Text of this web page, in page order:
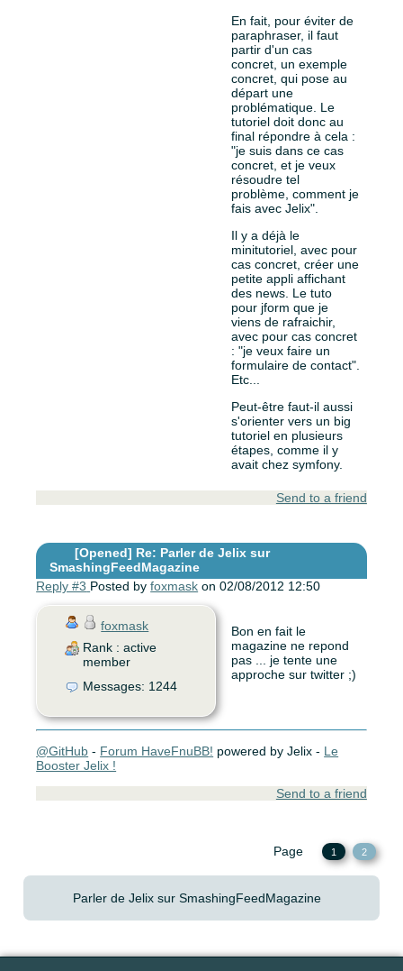
En fait, pour éviter de
paraphraser, il faut
partir d'un cas
concret, un exemple
concret, qui pose au
départ une
problématique. Le
tutoriel doit donc au
final répondre à cela :
"je suis dans ce cas
concret, et je veux
résoudre tel
problème, comment je
fais avec Jelix".
Il y a déjà le
minitutoriel, avec pour
cas concret, créer une
petite appli affichant
des news. Le tuto
pour jform que je
viens de rafraichir,
avec pour cas concret
: "je veux faire un
formulaire de contact".
Etc...
Peut-être faut-il aussi
s'orienter vers un big
tutoriel en plusieurs
étapes, comme il y
avait chez symfony.
Send to a friend
[Opened] Re: Parler de Jelix sur
SmashingFeedMagazine
Reply #3 Posted byfoxmask on 02/08/2012 12:50
foxmask
Rank : active
member
Messages: 1244
Bon en fait le
magazine ne repond
pas ... je tente une
approche sur twitter ;)
@GitHub - Forum HaveFnuBB! powered by Jelix - Le
Booster Jelix !
Send to a friend
Page 1 2
Parler de Jelix sur SmashingFeedMagazine